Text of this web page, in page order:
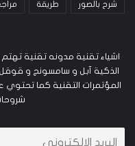
شرح بالصور طريقة
اشياء تقنية مدونه تقنية تهتم
الذكية آبل و سامسونج و
المؤتمرات التقنية كما تحتوي